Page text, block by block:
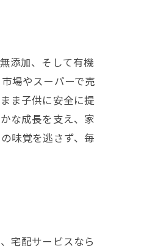
添加、そして有機
場やスーパーで売
ま子供に安全に提
な成長を支え、家
味覚を逃さず、毎
宅配サービスなら